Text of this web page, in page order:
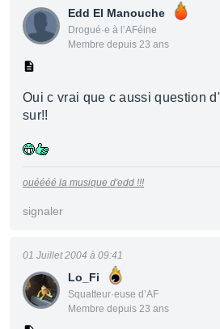
Edd El Manouche
Drogué·e à l’AFéine
Membre depuis 23 ans
Oui c vrai que c aussi question
sur!!
ouéééé la musique d'edd !!!
signaler
Lo_Fi
Squatteur·euse d’AF
Membre depuis 23 ans
01 Juillet 2004 à 09:41